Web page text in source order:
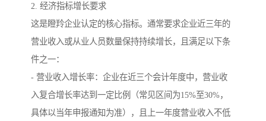
2. 经济指标增长要求
这是瞪羚企业认定的核心指标。通常要求企业近三年的
营业收入或从业人员数量保持持续增长，且满足以下条
件之一：
- 营业收入增长率：企业在近三个会计年度中，营业收
入复合增长率达到一定比例（常见区间为15%至30%，
具体以当年申报通知为准），且上一年度营业收入不低